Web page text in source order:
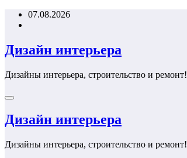
Перейти07.08.2026
Дизайн интерьера
Дизайны интерьера, строительство и ремонт!
Дизайн интерьера
Дизайны интерьера, строительство и ремонт!